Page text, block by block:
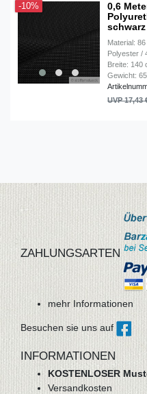
-10%
0,6
Material:
Polyester /
Breite: 140
Gewicht:
UVP 17,43
ZAHLUNGSARTEN
mehr Informationen
Besuchen sie uns auf
INFORMATIONEN
KOSTENLOSER
Versandkosten